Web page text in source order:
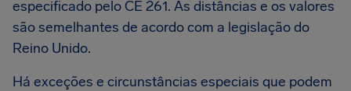
especificado pelo CE 261. As distâncias e os valores
são semelhantes de acordo com a legislação do
Reino Unido.
Há exceções e circunstâncias especiais que podem